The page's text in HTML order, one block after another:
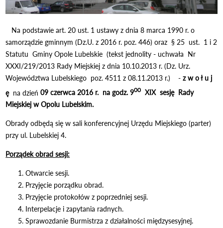
Na podstawie art. 20 ust. 1 ustawy z dnia 8 marca 1990 r. o
samorządzie gminnym (Dz.U. z 2016 r. poz. 446) oraz § 25 ust. 1 i 2
Statutu Gminy Opole Lubelskie (tekst jednolity - uchwała Nr
XXXI/219/2013 Rady Miejskiej z dnia 10.10.2013 r. (Dz. Urz.
Województwa Lubelskiego poz. 4511 z 08.11.2013 r.) -z w o ł u j
ęna dzień09 czerwca 2016 r. na godz. 900 XIX sesję Rady
Miejskiej w Opolu Lubelskim.
Obrady odbędą się w sali konferencyjnej Urzędu Miejskiego (parter)
przy ul. Lubelskiej 4.
Porządek obrad sesji:
Otwarcie sesji.
Przyjęcie porządku obrad.
Przyjęcie protokołów z poprzedniej sesji.
Interpelacje i zapytania radnych.
Sprawozdanie Burmistrza z działalności międzysesyjnej.